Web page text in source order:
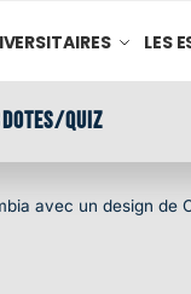
LES
QUIZ
avec un design de